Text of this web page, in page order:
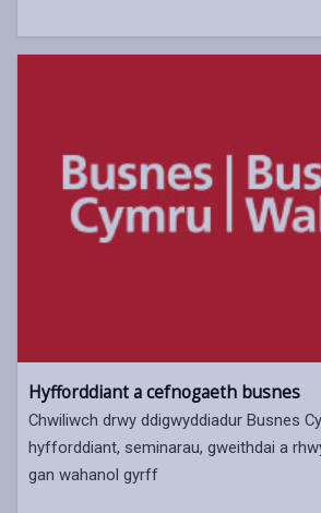
Hyfforddiant a cefnogaeth busnes
Chwiliwch drwy ddigwyddiadur Busnes
hyfforddiant, seminarau, gweithdai a
gan wahanol gyrff